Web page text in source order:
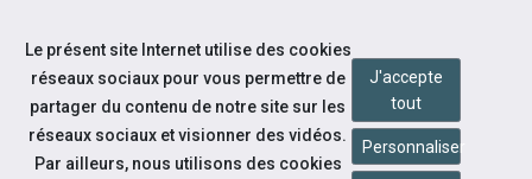
Aller au contenu
Le présent site Internet utilise des cookies
réseaux sociaux pour vous permettre de
partager du contenu de notre site sur les
réseaux sociaux et visionner des vidéos.
Par ailleurs, nous utilisons des cookies
J'accepte
tout
Personnaliser